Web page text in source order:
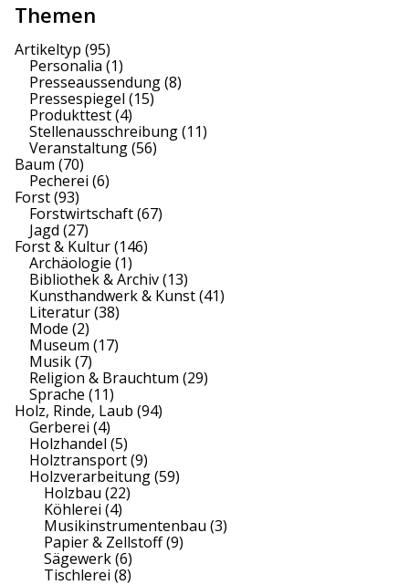
n
g
d
e
r
B
e
i
g
e
Themen
Artikeltyp (95)
Personalia (1)
Presseaussendung(8)
Pressespiegel (15)
Produkttest(4)
Stellenausschreibung(11)
Veranstaltung(56)
Baum (70)
Pecherei (6)
Forst(93)
Forstwirtschaft(67)
Jagd (27)
Forst & Kultur(146)
Archäologie (1)
Bibliothek & Archiv(13)
Kunsthandwerk & Kunst(41)
Literatur(38)
Mode (2)
Museum (17)
Musik(7)
Religion & Brauchtum (29)
Sprache (11)
Holz, Rinde, Laub (94)
Gerberei (4)
Holzhandel (5)
Holztransport(9)
Holzverarbeitung(59)
Holzbau (22)
Köhlerei (4)
Musikinstrumentenbau (3)
Papier & Zellstoff(9)
Sägewerk(6)
Tischlerei (8)